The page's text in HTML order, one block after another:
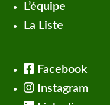
L’équipe
La Liste
Facebook
Instagram